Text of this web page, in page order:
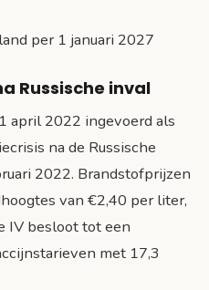
per 1 januari 2027
Russische inval
april 2022 ingevoerd als
na de Russische
2022. Brandstofprijzen
van €2,40 per liter,
IV besloot tot een
met 17,3